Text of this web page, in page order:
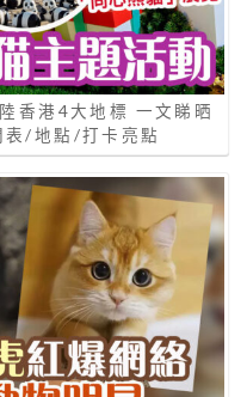
香港4大地標 一文睇晒
/地點/打卡亮點